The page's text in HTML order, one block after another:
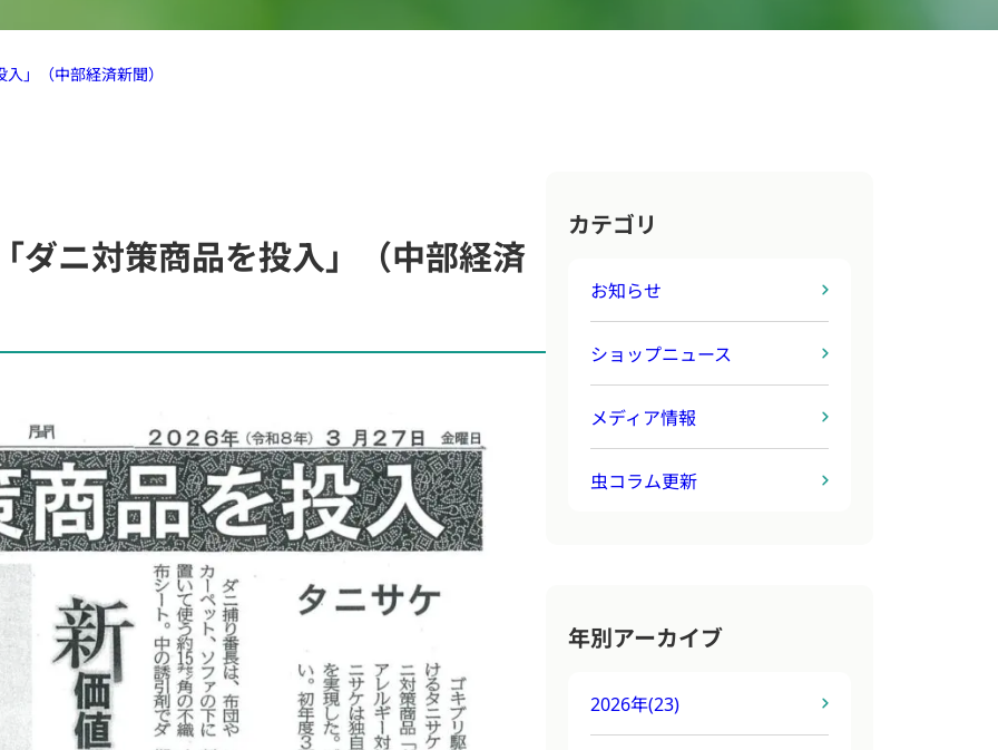
」（中部経済新聞）
ダニ対策商品を投入」（中部経済
カテゴリ
お知らせ
ショップニュース
メディア情報
虫コラム更新
年別アーカイブ
2026年(23)